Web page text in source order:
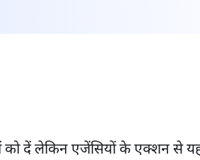
को दें लेकिन एजेंसियों के एक्शन से यह